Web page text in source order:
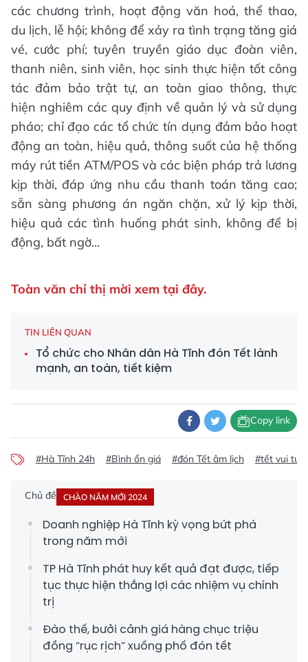
các chương trình, hoạt động văn hoá, thể thao,
du lịch, lễ hội; không để xảy ra tình trạng tăng giá
vé, cước phí; tuyên truyền giáo dục đoàn viên,
thanh niên, sinh viên, học sinh thực hiện tốt công
tác đảm bảo trật tự, an toàn giao thông, thực
hiện nghiêm các quy định về quản lý và sử dụng
pháo; chỉ đạo các tổ chức tín dụng đảm bảo hoạt
động an toàn, hiệu quả, thông suốt của hệ thống
máy rút tiền ATM/POS và các biện pháp trả lương
kịp thời, đáp ứng nhu cầu thanh toán tăng cao;
sẵn sàng phương án ngăn chặn, xử lý kịp thời,
hiệu quả các tình huống phát sinh, không để bị
động, bất ngờ...
Toàn văn chỉ thị mời xem tại đây.
TIN LIÊN QUAN
Tổ chức cho Nhân dân Hà Tĩnh đón Tết lành
mạnh, an toàn, tiết kiệm
Copy link
#Hà Tĩnh 24h #Bình ổn giá #đón Tết âm lịch #tết vui tươi
Chủ đề CHÀO NĂM MỚI 2024
Doanh nghiệp Hà Tĩnh kỳ vọng bứt phá
trong năm mới
TP Hà Tĩnh phát huy kết quả đạt được, tiếp
tục thực hiện thắng lợi các nhiệm vụ chính
trị
Đào thế, bưởi cảnh giá hàng chục triệu
đồng “rục rịch” xuống phố đón tết